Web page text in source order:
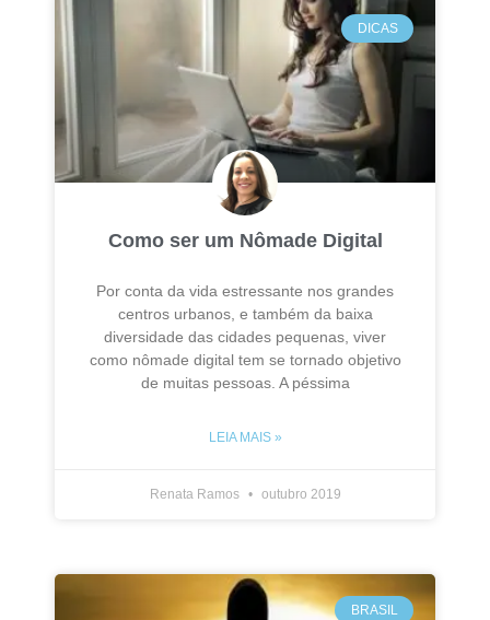
DICAS
Como ser um Nômade Digital
Por conta da vida estressante nos grandes
centros urbanos, e também da baixa
diversidade das cidades pequenas, viver
como nômade digital tem se tornado objetivo
de muitas pessoas. A péssima
LEIA MAIS »
Renata Ramos outubro 2019
BRASIL